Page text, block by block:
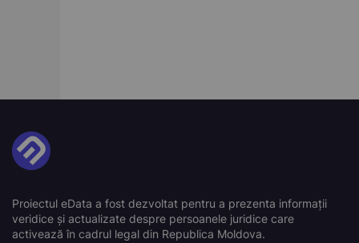
Proiectul eData a fost dezvoltat pentru a prezenta informații
veridice și actualizate despre persoanele juridice care
activează în cadrul legal din Republica Moldova.